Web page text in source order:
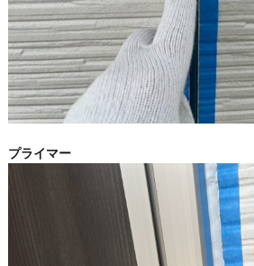
プライマー